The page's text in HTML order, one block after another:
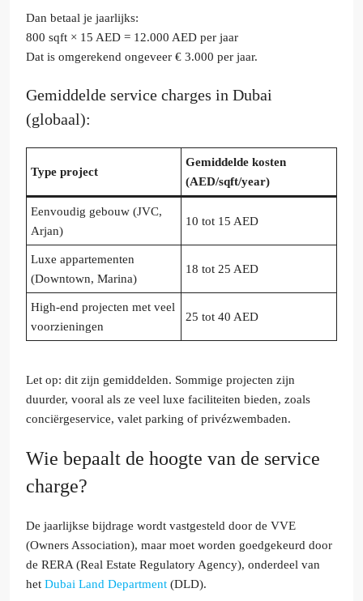
Dan betaal je jaarlijks:
800 sqft × 15 AED = 12.000 AED per jaar
Dat is omgerekend ongeveer € 3.000 per jaar.
Gemiddelde service charges in Dubai
(globaal):
Type project
Gemiddelde kosten
(AED/sqft/year)
Eenvoudig gebouw (JVC,
Arjan)
10 tot 15 AED
Luxe appartementen
(Downtown, Marina)
18 tot 25 AED
High-end projecten met veel
voorzieningen
25 tot 40 AED
Let op: dit zijn gemiddelden. Sommige projecten zijn
duurder, vooral als ze veel luxe faciliteiten bieden, zoals
conciërgeservice, valet parking of privézwembaden.
Wie bepaalt de hoogte van de service
charge?
De jaarlijkse bijdrage wordt vastgesteld door de VVE
(Owners Association), maar moet worden goedgekeurd door
de RERA (Real Estate Regulatory Agency), onderdeel van
het Dubai Land Department (DLD).